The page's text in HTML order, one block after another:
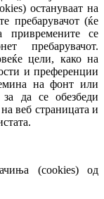
остануваат на
пребарувачот (ќе
привремените се
пребарувачот.
цели, како на
и преференции
на фонт или
да се обезбеди
веб страницата и
(cookies) од